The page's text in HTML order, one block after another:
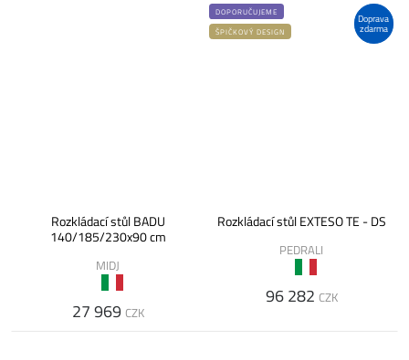
Rozkládací stůl BADU
140/185/230x90 cm
MIDJ
27 969 CZK
Doprava
zdarma
DOPORUČUJEME
ŠPIČKOVÝ DESIGN
Rozkládací stůl EXTESO TE - DS
PEDRALI
96 282 CZK